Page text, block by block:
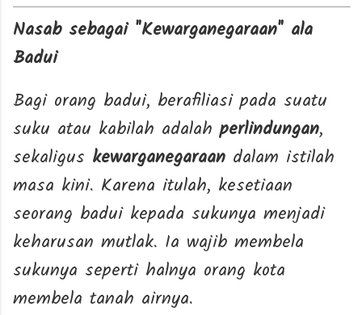
Nasab sebagai "Kewarganegaraan" ala
Badui
Bagi orang badui, berafiliasi pada suatu
suku atau kabilah adalahperlindungan,
sekaligus kewarganegaraan dalam istilah
masa kini. Karena itulah, kesetiaan
seorang badui kepada sukunya menjadi
keharusan mutlak. Ia wajib membela
sukunya seperti halnya orang kota
membela tanah airnya.